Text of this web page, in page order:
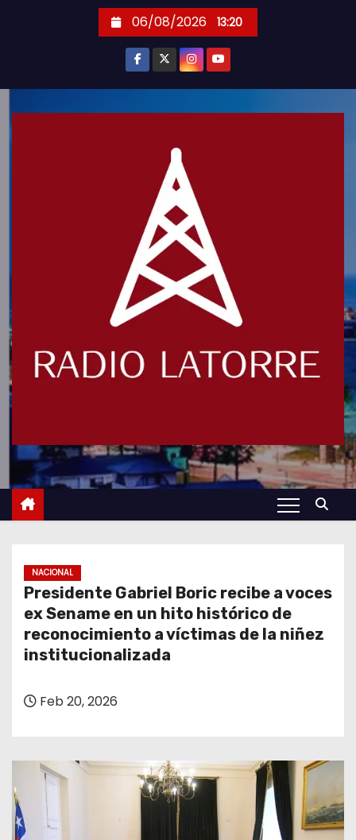
06/08/2026 13:20
NACIONAL
Presidente Gabriel Boric recibe a voces
ex Sename en un hito histórico de
reconocimiento a víctimas de la niñez
institucionalizada
Feb 20, 2026